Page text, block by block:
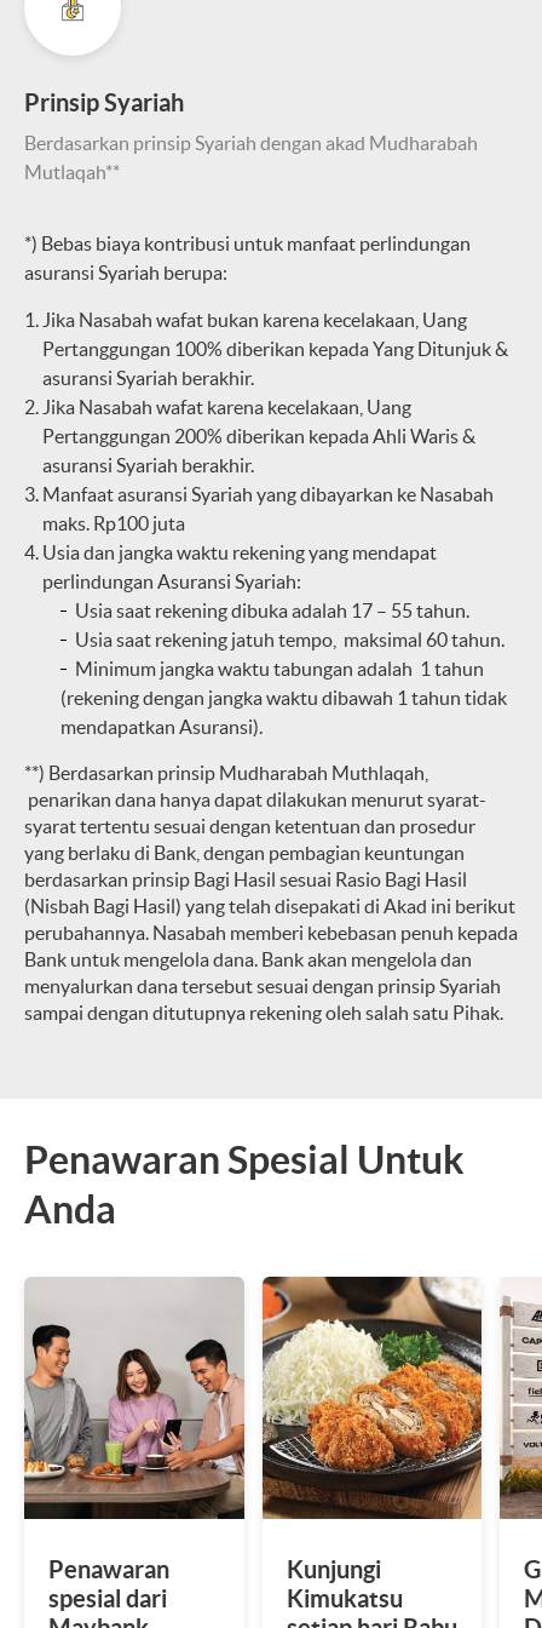
Prinsip Syariah
Berdasarkan prinsip Syariah dengan akad Mudharabah
Mutlaqah**
*) Bebas biaya kontribusi untuk manfaat perlindungan
asuransi Syariah berupa:
Jika Nasabah wafat bukan karena kecelakaan, Uang
Pertanggungan 100% diberikan kepada Yang Ditunjuk &
asuransi Syariah berakhir.
Jika Nasabah wafat karena kecelakaan, Uang
Pertanggungan 200% diberikan kepada Ahli Waris &
asuransi Syariah berakhir.
Manfaat asuransi Syariah yang dibayarkan ke Nasabah
maks. Rp100 juta
Usia dan jangka waktu rekening yang mendapat
perlindungan Asuransi Syariah:
Usia saat rekening dibuka adalah 17 – 55 tahun.
Usia saat rekening jatuh tempo, maksimal 60 tahun.
Minimum jangka waktu tabungan adalah 1 tahun
(rekening dengan jangka waktu dibawah 1 tahun tidak
mendapatkan Asuransi).
**) Berdasarkan prinsip Mudharabah Muthlaqah,
penarikan dana hanya dapat dilakukan menurut syarat-
syarat tertentu sesuai dengan ketentuan dan prosedur
yang berlaku di Bank, dengan pembagian keuntungan
berdasarkan prinsip Bagi Hasil sesuai Rasio Bagi Hasil
(Nisbah Bagi Hasil) yang telah disepakati di Akad ini berikut
perubahannya. Nasabah memberi kebebasan penuh kepada
Bank untuk mengelola dana. Bank akan mengelola dan
menyalurkan dana tersebut sesuai dengan prinsip Syariah
sampai dengan ditutupnya rekening oleh salah satu Pihak.
Penawaran Spesial Untuk
Anda
Penawaran
spesial dari
Kunjungi
Kimukatsu